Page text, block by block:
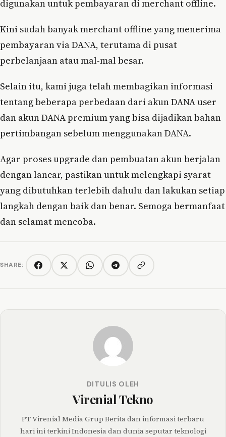
digunakan untuk pembayaran di merchant offline.
Kini sudah banyak merchant offline yang menerima
pembayaran via DANA, terutama di pusat
perbelanjaan atau mal-mal besar.
Selain itu, kami juga telah membagikan informasi
tentang beberapa perbedaan dari akun DANA user
dan akun DANA premium yang bisa dijadikan bahan
pertimbangan sebelum menggunakan DANA.
Agar proses upgrade dan pembuatan akun berjalan
dengan lancar, pastikan untuk melengkapi syarat
yang dibutuhkan terlebih dahulu dan lakukan setiap
langkah dengan baik dan benar. Semoga bermanfaat
dan selamat mencoba.
SHARE: FacebookTwitter/XWhatsAppTelegramCopy link
DITULIS OLEH
Virenial Tekno
PT Virenial Media Grup Berita dan informasi terbaru
hari ini terkini Indonesia dan dunia seputar teknologi